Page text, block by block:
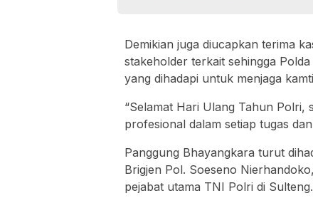
Demikian juga diucapkan terima
stakeholder terkait sehingga
yang dihadapi untuk menjaga
“Selamat Hari Ulang Tahun Polri,
profesional dalam setiap tugas
Panggung Bhayangkara turut
Brigjen Pol. Soeseno
pejabat utama TNI Polri di